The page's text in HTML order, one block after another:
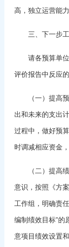
高，独立运营能力
三、下一步工
请各预算单位
评价报告中反应
（一）提高预
出和未来的支出
过程中，做好预
时调减相应资金
（二）提高绩
意识，按照《方
工作组，明确责
编制绩效目标”的
意项目绩效设置